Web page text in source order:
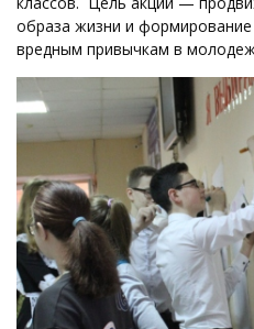
образа жизни и
вредным привычкам в